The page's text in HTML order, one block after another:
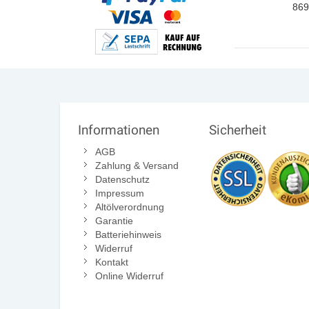
Informationen
AGB
Zahlung & Versand
Datenschutz
Impressum
Altölverordnung
Garantie
Batteriehinweis
Widerruf
Kontakt
Online Widerruf
Sicherheit